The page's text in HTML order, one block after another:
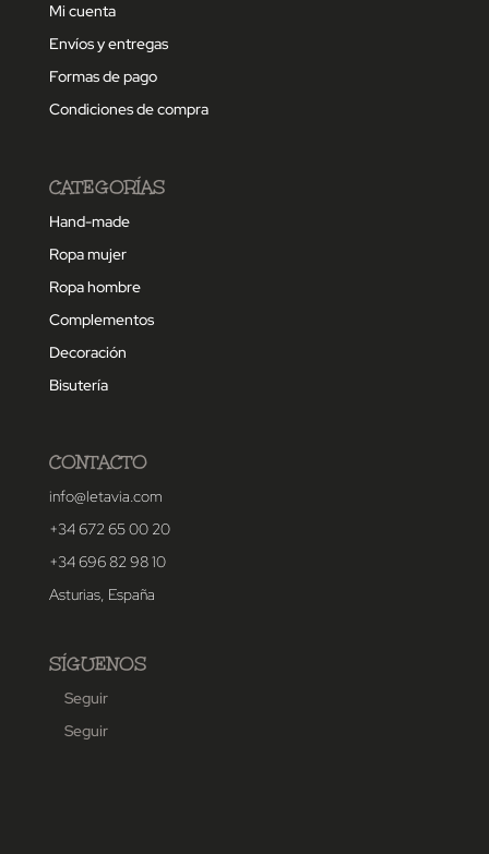
Mi cuenta
Envíos y entregas
Formas de pago
Condiciones de compra
CATEGORÍAS
Hand-made
Ropa mujer
Ropa hombre
Complementos
Decoración
Bisutería
CONTACTO
info@letavia.com
+34 672 65 00 20
+34 696 82 98 10
Asturias, España
SÍGUENOS
Seguir
Seguir